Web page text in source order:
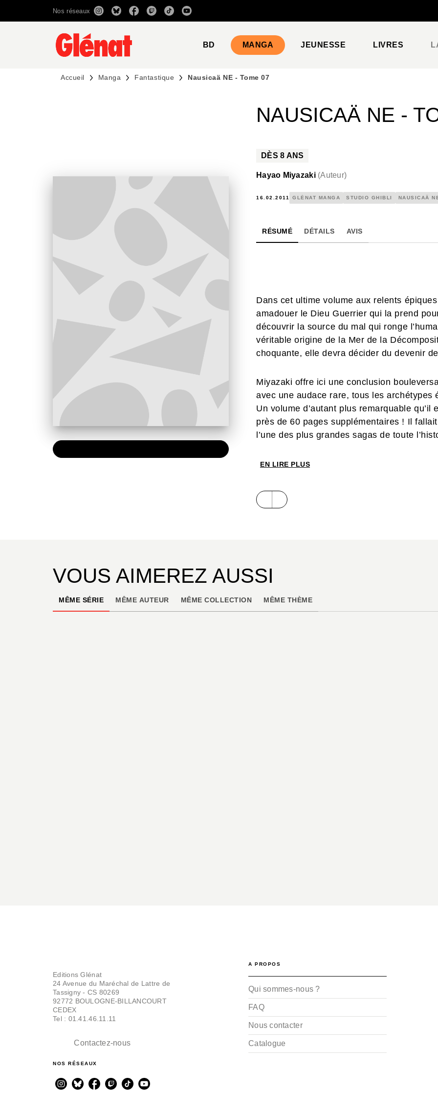
RECHERCHE CONTENU
Nos réseaux
BD MANGA JEUNESSE LIVRES
Accueil Manga Fantastique Nausicaä NE - Tome 07
NAUSICAÄ NE -
DÈS8 ANS
Hayao Miyazaki (Auteur)
16.02.2011 GLÉNAT MANGA STUDIO GHIBLI NAUSICAÄ
RÉSUMÉ DÉTAILS AVIS
Dans cet ultime volume aux relents
amadouer le Dieu Guerrier qui la prend
découvrir la source du mal qui ronge
véritable origine de la Mer de la
choquante, elle devra décider du devenir
Miyazaki offre ici une conclusion
avec une audace rare, tous les archétypes
Un volume d’autant plus remarquable
près de 60 pages supplémentaires ! Il
l’une des plus grandes sagas de toute
EN LIRE PLUS
VOUS AIMEREZ AUSSI
MÊME SÉRIE MÊME AUTEUR MÊME COLLECTION MÊME THÈME
Editions Glénat
24 Avenue du Maréchal de Lattre de
Tassigny - CS 80269
92772 BOULOGNE-BILLANCOURT
CEDEX
Tel : 01.41.46.11.11
Contactez-nous
NOS RÉSEAUX
A PROPOS
Qui sommes-nous ?
FAQ
Nous contacter
Catalogue